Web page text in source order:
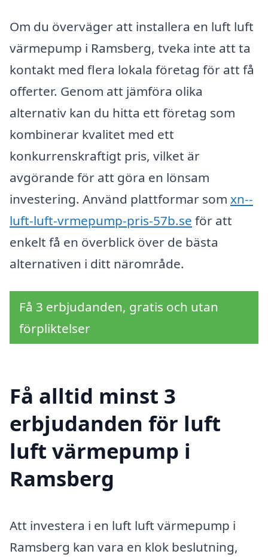
Om du överväger att installera en luft luft
värmepump i Ramsberg, tveka inte att ta
kontakt med flera lokala företag för att få
offerter. Genom att jämföra olika
alternativ kan du hitta ett företag som
kombinerar kvalitet med ett
konkurrenskraftigt pris, vilket är
avgörande för att göra en lönsam
investering. Använd plattformar som xn--
luft-luft-vrmepump-pris-57b.se för att
enkelt få en överblick över de bästa
alternativen i ditt närområde.
Få 3 erbjudanden, gratis och utan
förpliktelser
Få alltid minst 3
erbjudanden för luft
luft värmepump i
Ramsberg
Att investera i en luft luft värmepump i
Ramsberg kan vara en klok beslutning,